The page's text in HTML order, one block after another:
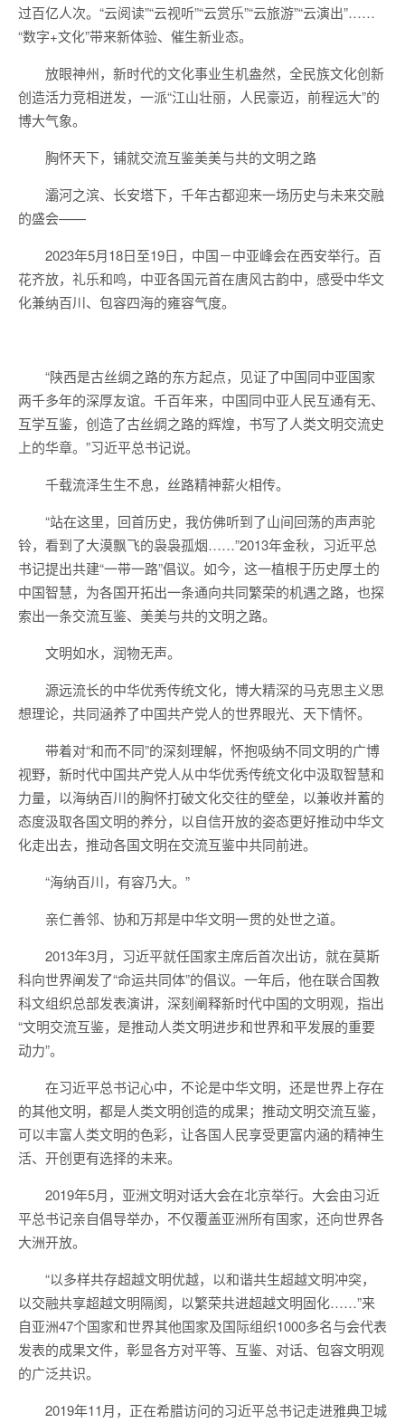
过百亿人次。“云阅读”“云视听”“云赏乐”“云旅游”“云演出”……
“数字+文化”带来新体验、催生新业态。
放眼神州，新时代的文化事业生机盎然，全民族文化创新
创造活力竞相迸发，一派“江山壮丽，人民豪迈，前程远大”的
博大气象。
胸怀天下，铺就交流互鉴美美与共的文明之路
灞河之滨、长安塔下，千年古都迎来一场历史与未来交融
的盛会——
2023年5月18日至19日，中国－中亚峰会在西安举行。百
花齐放，礼乐和鸣，中亚各国元首在唐风古韵中，感受中华文
化兼纳百川、包容四海的雍容气度。
“陕西是古丝绸之路的东方起点，见证了中国同中亚国家
两千多年的深厚友谊。千百年来，中国同中亚人民互通有无、
互学互鉴，创造了古丝绸之路的辉煌，书写了人类文明交流史
上的华章。”习近平总书记说。
千载流泽生生不息，丝路精神薪火相传。
“站在这里，回首历史，我仿佛听到了山间回荡的声声驼
铃，看到了大漠飘飞的袅袅孤烟……”2013年金秋，习近平总
书记提出共建“一带一路”倡议。如今，这一植根于历史厚土的
中国智慧，为各国开拓出一条通向共同繁荣的机遇之路，也探
索出一条交流互鉴、美美与共的文明之路。
文明如水，润物无声。
源远流长的中华优秀传统文化，博大精深的马克思主义思
想理论，共同涵养了中国共产党人的世界眼光、天下情怀。
带着对“和而不同”的深刻理解，怀抱吸纳不同文明的广博
视野，新时代中国共产党人从中华优秀传统文化中汲取智慧和
力量，以海纳百川的胸怀打破文化交往的壁垒，以兼收并蓄的
态度汲取各国文明的养分，以自信开放的姿态更好推动中华文
化走出去，推动各国文明在交流互鉴中共同前进。
“海纳百川，有容乃大。”
亲仁善邻、协和万邦是中华文明一贯的处世之道。
2013年3月，习近平就任国家主席后首次出访，就在莫斯
科向世界阐发了“命运共同体”的倡议。一年后，他在联合国教
科文组织总部发表演讲，深刻阐释新时代中国的文明观，指出
“文明交流互鉴，是推动人类文明进步和世界和平发展的重要
动力”。
在习近平总书记心中，不论是中华文明，还是世界上存在
的其他文明，都是人类文明创造的成果；推动文明交流互鉴，
可以丰富人类文明的色彩，让各国人民享受更富内涵的精神生
活、开创更有选择的未来。
2019年5月，亚洲文明对话大会在北京举行。大会由习近
平总书记亲自倡导举办，不仅覆盖亚洲所有国家，还向世界各
大洲开放。
“以多样共存超越文明优越，以和谐共生超越文明冲突，
以交融共享超越文明隔阂，以繁荣共进超越文明固化……”来
自亚洲47个国家和世界其他国家及国际组织1000多名与会代表
发表的成果文件，彰显各方对平等、互鉴、对话、包容文明观
的广泛共识。
2019年11月，正在希腊访问的习近平总书记走进雅典卫城